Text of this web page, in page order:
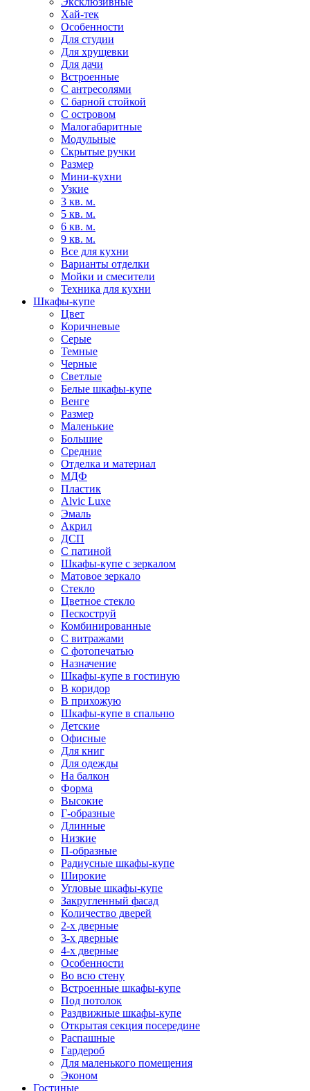
Хай-тек
Особенности
Для студии
Для хрущевки
Для дачи
Встроенные
С антресолями
С барной стойкой
С островом
Малогабаритные
Модульные
Скрытые ручки
Размер
Мини-кухни
Узкие
3 кв. м.
5 кв. м.
6 кв. м.
9 кв. м.
Все для кухни
Варианты отделки
Мойки и смесители
Техника для кухни
Шкафы-купе
Цвет
Коричневые
Серые
Темные
Черные
Светлые
Белые шкафы-купе
Венге
Размер
Маленькие
Большие
Средние
Отделка и материал
МДФ
Пластик
Alvic Luxe
Эмаль
Акрил
ДСП
С патиной
Шкафы-купе с зеркалом
Матовое зеркало
Стекло
Цветное стекло
Пескоструй
Комбинированные
С витражами
С фотопечатью
Назначение
Шкафы-купе в гостиную
В коридор
В прихожую
Шкафы-купе в спальню
Детские
Офисные
Для книг
Для одежды
На балкон
Форма
Высокие
Г-образные
Длинные
Низкие
П-образные
Радиусные шкафы-купе
Широкие
Угловые шкафы-купе
Закругленный фасад
Количество дверей
2-х дверные
3-х дверные
4-х дверные
Особенности
Во всю стену
Встроенные шкафы-купе
Под потолок
Раздвижные шкафы-купе
Открытая секция посередине
Распашные
Гардероб
Для маленького помещения
Эконом
Гостиные